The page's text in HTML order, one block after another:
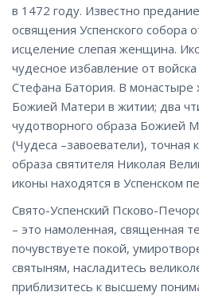
в 1472 году. Известно
освящения Успенского собора
исцеление слепая женщина.
чудесное избавление от войска
Стефана Батория. В монастыре
Божией Матери в житии; два
чудотворного образа Божией
(Чудеса –завоеватели), точная
образа святителя Николая
иконы находятся в Успенском
Свято-Успенский Псково-
– это намоленная, священная
почувствуете покой,
святыням, насладитесь
приблизитесь к высшему